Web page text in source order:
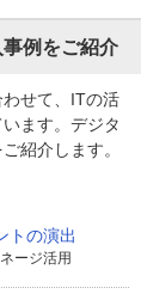
例をご紹介
せて、ITの活
ます。デジタ
紹介します。
トの演出
ージ活用